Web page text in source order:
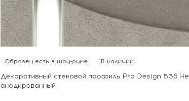
Образец есть в шоу-руме В наличии
Декоративный стеновой профиль Pro Design 536 Не
анодированный